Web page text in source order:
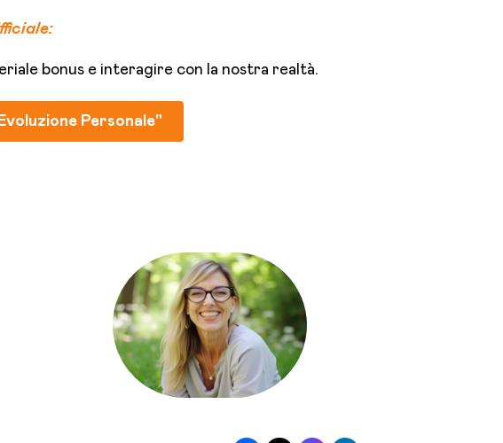
bonus e interagire con la nostra realtà.
Personale"